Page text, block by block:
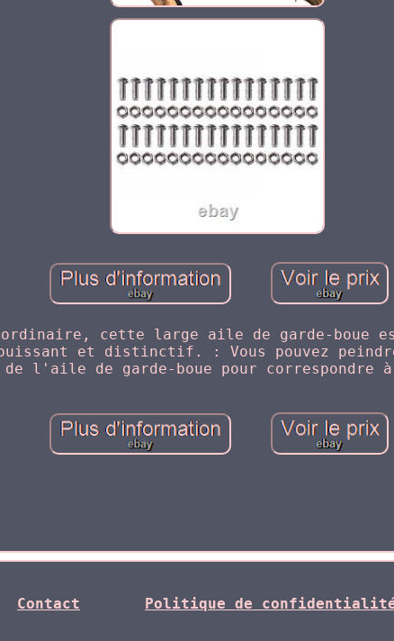
ordinaire, cette large aile de garde-boue
et distinctif. : Vous pouvez
l'aile de garde-boue pour correspondre
Contact Politique de